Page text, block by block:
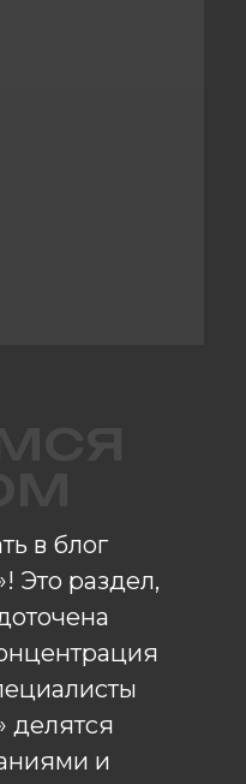
в блог
Это раздел,
делятся
и